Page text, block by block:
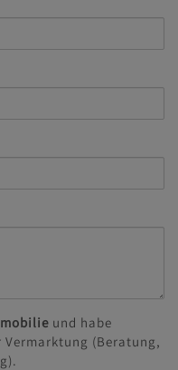
und habe
(Beratung,